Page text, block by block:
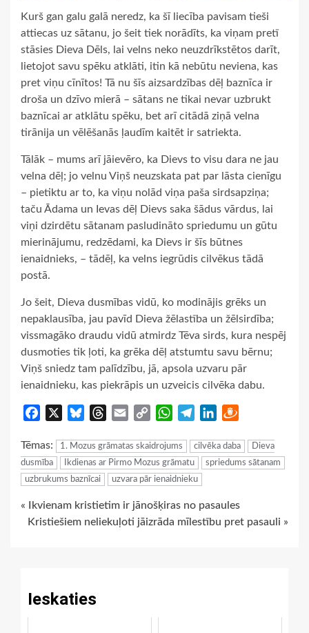
Kurš gan galu galā neredz, ka šī liecība pavisam tieši
attiecas uz sātanu, jo šeit tiek norādīts, ka viņam pretī
stāsies Dieva Dēls, lai velns neko neuzdrīkstētos darīt,
lietojot savu spēku atklāti, itin kā nebūtu neviena, kas
pret viņu cīnītos! Tā nu šīs aizsardzības dēļ baznīca ir
droša un dzīvo mierā – sātans ne tikai nevar uzbrukt
baznīcai ar atklātu spēku, bet arī citādā ziņā velna
tirānija un vēlēšanās ļaudīm kaitēt ir satriekta.
Tālāk – mums arī jāievēro, ka Dievs to visu dara ne jau
velna dēļ; jo velnu Viņš neuzskata pat par lāsta cienīgu
– pietiktu ar to, ka viņu nolād viņa paša sirdsapziņa;
taču Ādama un Ievas dēļ Dievs saka šādus vārdus, lai
viņi dzirdētu sātanam pasludināto spriedumu un gūtu
mierinājumu, redzēdami, ka Dievs ir šīs būtnes
ienaidnieks, – tādēļ, ka velns iegrūdis cilvēkus tādā
postā.
Jo šeit, Dieva dusmības vidū, ko modinājis grēks un
nepaklausība, jau pavīd Dieva žēlastība un žēlsirdība;
vissmagāko draudu vidū atmirdz Tēva sirds, kura nespēj
dusmoties tik ļoti, ka grēka dēļ atstumtu savu bērnu;
Viņš sniedz tam palīdzību, jā, apsola uzvaru pār
ienaidnieku, kas piekrāpis un uzveicis cilvēka dabu.
Facebook BlueskyThreads
Email
Copy
WhatsApp
TelegramLinkedIn
Tēmas: 1. Mozus grāmatas skaidrojums cilvēka daba
Dieva
dusmība
Ikdienas ar Pirmo Mozus grāmatu
spriedums sātanam
uzbrukums baznīcai
uzvara pār ienaidnieku
Continue
« Ikvienam kristietim ir jānošķiras no pasaules
Kristiešiem neliekuļoti jāizrāda mīlestību pret pasauli »
Ieskaties